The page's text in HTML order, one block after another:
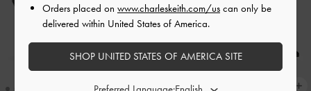
Orders placed on www.charleskeith.com/us can only be
delivered within United States of America.
SHOP UNITED STATES OF AMERICA SITE